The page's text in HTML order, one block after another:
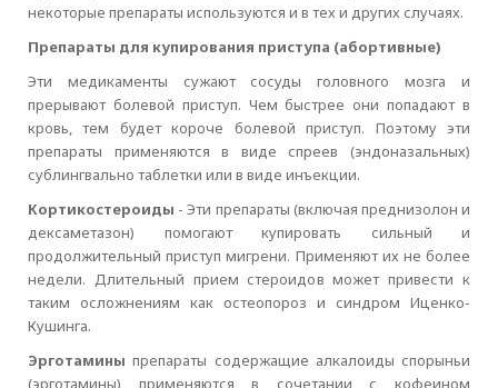
некоторые препараты используются и в тех и других случаях.
Препараты для купирования приступа (абортивные)
Эти медикаменты сужают сосуды головного мозга и
прерывают болевой приступ. Чем быстрее они попадают в
кровь, тем будет короче болевой приступ. Поэтому эти
препараты применяются в виде спреев (эндоназальных)
сублингвально таблетки или в виде инъекции.
Кортикостероиды - Эти препараты (включая преднизолон и
дексаметазон) помогают купировать сильный и
продолжительный приступ мигрени. Применяют их не более
недели. Длительный прием стероидов может привести к
таким осложнениям как остеопороз и синдром Иценко-
Кушинга.
Эрготамины препараты содержащие алкалоиды спорыньи
(эрготамины) применяются в сочетании с кофеином